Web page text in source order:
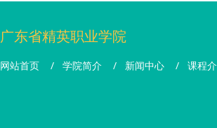
广东省精英职业学院
网站首页 / 学院简介 / 新闻中心 / 课程